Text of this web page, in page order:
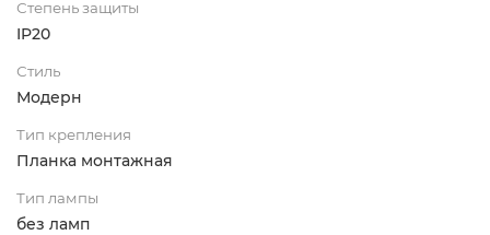
Степень защиты
IP20
Стиль
Модерн
Тип крепления
Планка монтажная
Тип лампы
без ламп